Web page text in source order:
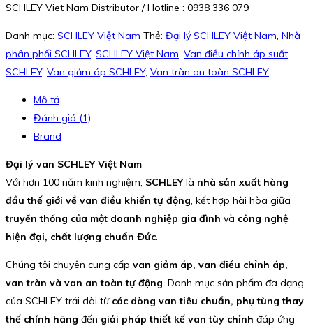
SCHLEY Viet Nam Distributor / Hotline : 0938 336 079
Danh mục: SCHLEY Việt Nam Thẻ: Đại lý SCHLEY Việt Nam Nhà
phân phối SCHLEY, SCHLEY Việt Nam Van điều chỉnh áp suất
SCHLEY, Van giảm áp SCHLEY, Van tràn an toàn SCHLEY
Mô tả
Đánh giá (1)
Brand
Đại lý van SCHLEY Việt Nam
Với hơn 100 năm kinh nghiệm, SCHLEYlà nhà sản xuất hàng
đầu thế giới về van điều khiển tự động , kết hợp hài hòa giữa
truyền thống của một doanh nghiệp gia đình và công nghệ
hiện đại, chất lượng chuẩn Đức
Chúng tôi chuyên cung cấp van giảm áp, van điều chỉnh áp,
van tràn và van an toàn tự động . Danh mục sản phẩm đa dạng
của SCHLEY trải dài từ các dòng van tiêu chuẩn, phụ tùng thay
thế chính hãng đến giải pháp thiết kế van tùy chỉnh đáp ứng